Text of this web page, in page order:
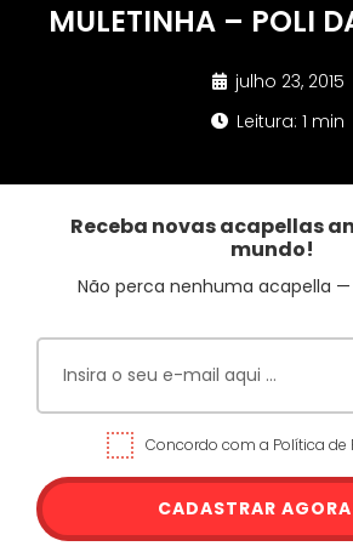
MULETINHA – POLI
julho 23, 2015
Leitura: 1 min
Receba novas acapellas
mundo!
Não perca nenhuma acapella
Concordo com a Política de
CADASTRAR